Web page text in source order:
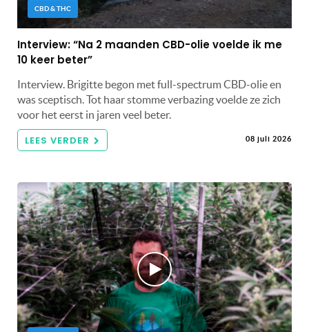
CBD & THC
Interview: “Na 2 maanden CBD-olie voelde ik me
10 keer beter”
Interview. Brigitte begon met full-spectrum CBD-olie en
was sceptisch. Tot haar stomme verbazing voelde ze zich
voor het eerst in jaren veel beter.
LEES VERDER 08 juli 2026